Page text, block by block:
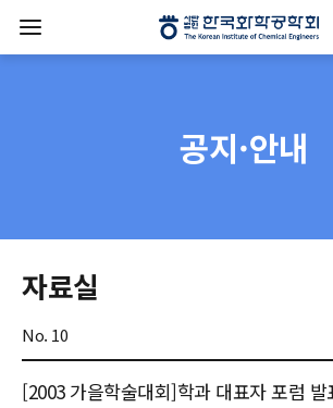
공지·안내
자료실
No. 10
[2003 가을학술대회]학과 대표자 포럼 발